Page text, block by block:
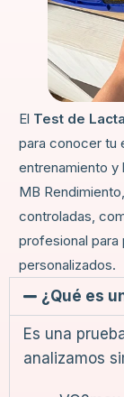
El Test de
para conocer tu
entrenamiento y
MB
controladas,
profesional
personalizados.
¿Qué es
Es una
analizamos